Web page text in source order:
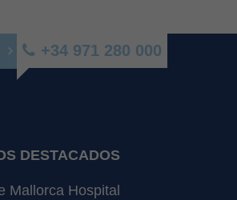
+34 971 280 000
DESTACADOS
Mallorca Hospital